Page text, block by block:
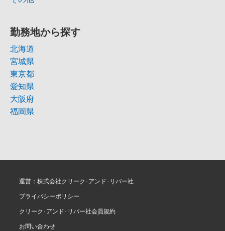
勤務地から探す
北海道
宮城県
東京都
愛知県
大阪府
福岡県
運営：株式会社クリーク･アンド･リバー社
プライバシーポリシー
クリーク･アンド･リバー社会員規約
お問い合わせ